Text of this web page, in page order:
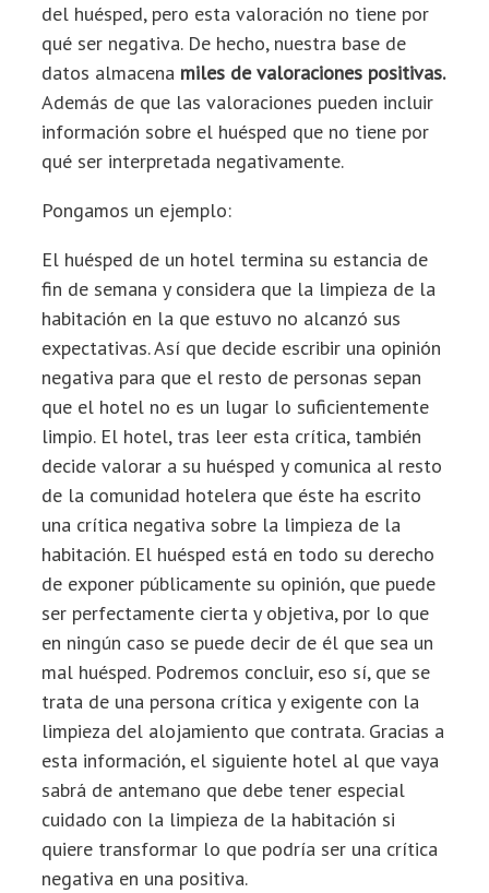
del huésped, pero esta valoración no tiene por
qué ser negativa. De hecho, nuestra base de
datos almacena miles de valoraciones positivas.
Además de que las valoraciones pueden incluir
información sobre el huésped que no tiene por
qué ser interpretada negativamente.
Pongamos un ejemplo:
El huésped de un hotel termina su estancia de
fin de semana y considera que la limpieza de la
habitación en la que estuvo no alcanzó sus
expectativas. Así que decide escribir una opinión
negativa para que el resto de personas sepan
que el hotel no es un lugar lo suficientemente
limpio. El hotel, tras leer esta crítica, también
decide valorar a su huésped y comunica al resto
de la comunidad hotelera que éste ha escrito
una crítica negativa sobre la limpieza de la
habitación. El huésped está en todo su derecho
de exponer públicamente su opinión, que puede
ser perfectamente cierta y objetiva, por lo que
en ningún caso se puede decir de él que sea un
mal huésped. Podremos concluir, eso sí, que se
trata de una persona crítica y exigente con la
limpieza del alojamiento que contrata. Gracias a
esta información, el siguiente hotel al que vaya
sabrá de antemano que debe tener especial
cuidado con la limpieza de la habitación si
quiere transformar lo que podría ser una crítica
negativa en una positiva.